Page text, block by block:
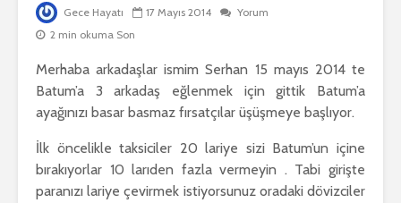
Gece Hayatı 17 Mayıs 2014
Yorum
2 min okuma Son
Merhaba arkadaşlar ismim Serhan 15 mayıs 2014 te
Batum’a 3 arkadaş eğlenmek için gittik Batum’a
ayağınızı basar basmaz fırsatçılar üşüşmeye başlıyor.
İlk öncelikle taksiciler 20 lariye sizi Batum’un içine
bırakıyorlar 10 larıden fazla vermeyin . Tabi girişte
paranızı lariye çevirmek istiyorsunuz oradaki dövizciler